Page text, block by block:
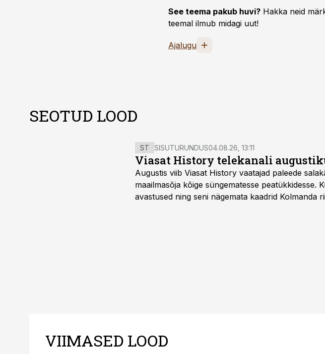
See teema pakub huvi? Hakka neid
teemal ilmub midagi uut!
Ajalugu
SEOTUD LOOD
ST SISUTURUNDUS04.08.26, 13:11
Viasat History telekanali
Augustis viib Viasat History vaatajad paleede
maailmasõja kõige süngematesse peatükkidesse.
avastused ning seni nägemata kaadrid Kolmanda
VIIMASED LOOD